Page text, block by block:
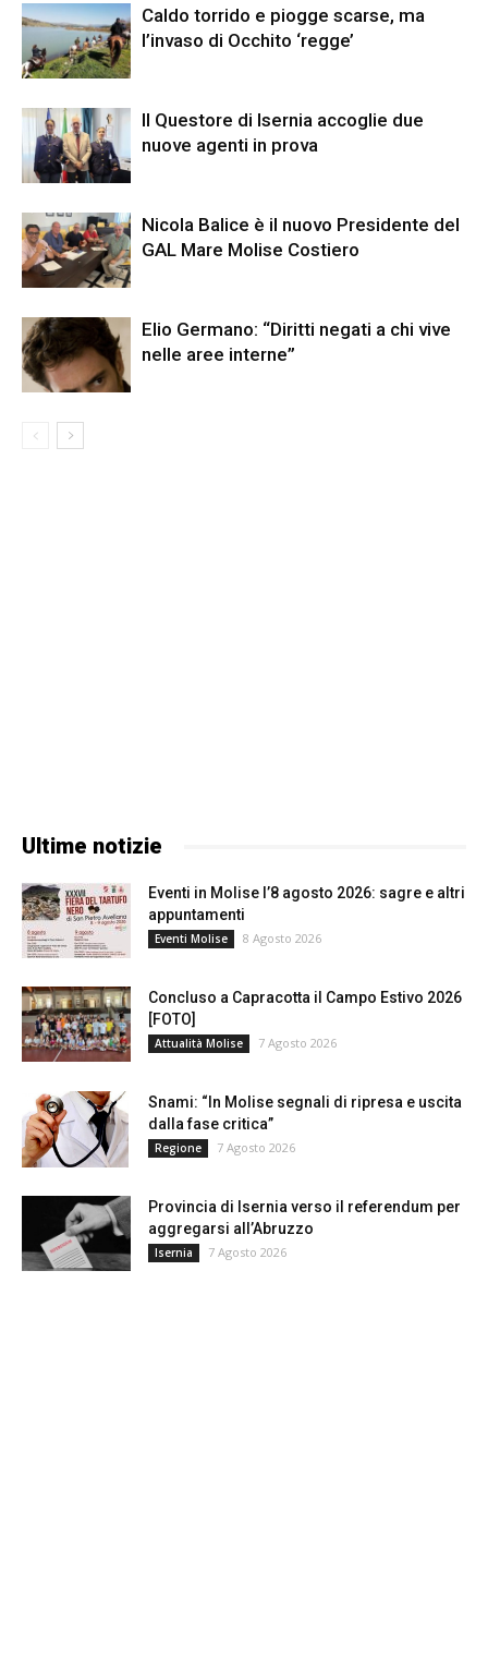
Caldo torrido e piogge scarse, ma
l’invaso di Occhito ‘regge’
Il Questore di Isernia accoglie due
nuove agenti in prova
Nicola Balice è il nuovo Presidente del
GAL Mare Molise Costiero
Elio Germano: “Diritti negati a chi vive
nelle aree interne”
Ultime notizie
Eventi in Molise l’8 agosto 2026: sagre e altri
appuntamenti
Eventi Molise 8 Agosto 2026
Concluso a Capracotta il Campo Estivo 2026
[FOTO]
Attualità Molise 7 Agosto 2026
Snami: “In Molise segnali di ripresa e uscita
dalla fase critica”
Regione 7 Agosto 2026
Provincia di Isernia verso il referendum per
aggregarsi all’Abruzzo
Isernia 7 Agosto 2026